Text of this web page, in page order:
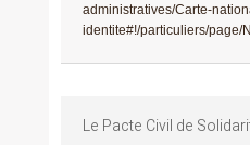
administratives/Carte-
identite#!/particuliers/page/
Le Pacte Civil de